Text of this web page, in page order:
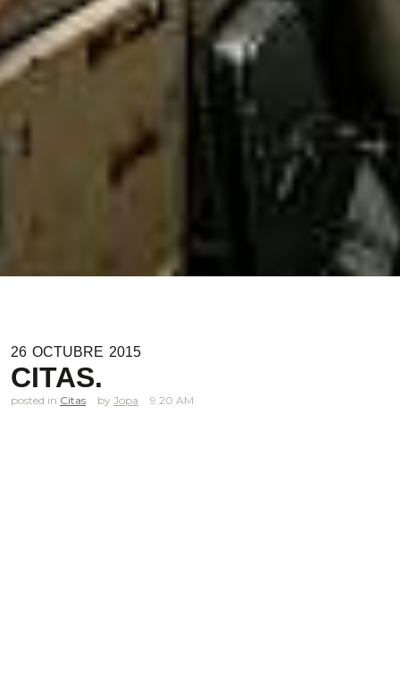
26 OCTUBRE 2015
CITAS.
posted in Citas Jopa 9.20 AM